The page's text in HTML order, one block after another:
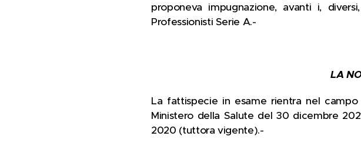
proponeva impugnazione, avanti i,
Professionisti Serie A.-
LA
La fattispecie in esame rientra nel
Ministero della Salute del 30 dicembre
2020 (tuttora vigente).-